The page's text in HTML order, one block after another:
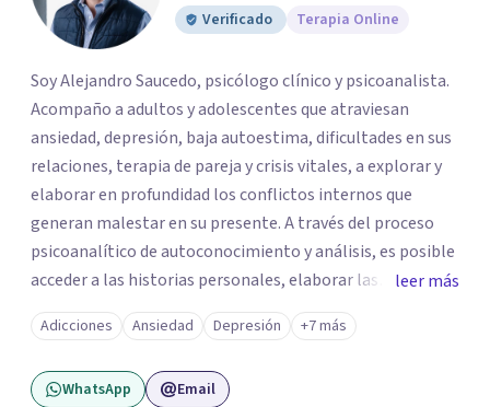
Verificado
Terapia Online
Soy Alejandro Saucedo, psicólogo clínico y psicoanalista.
Acompaño a adultos y adolescentes que atraviesan
ansiedad, depresión, baja autoestima, dificultades en sus
relaciones, terapia de pareja y crisis vitales, a explorar y
elaborar en profundidad los conflictos internos que
generan malestar en su presente. A través del proceso
psicoanalítico de autoconocimiento y análisis, es posible
acceder a las historias personales, elaborar las
experiencias del pasado y resignificarlas, liberando su
influencia para construir un futuro con mayor libertad y
autenticidad. La terapia psicoanalítica crea un espacio de
verbalización libre y sin filtros. A través de esta
leer más
Adicciones Ansiedad Depresión +7 más
WhatsApp Email